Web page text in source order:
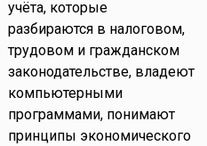
учёта, которые
разбираются в налоговом,
трудовом и гражданском
законодательстве, владеют
компьютерными
программами, понимают
принципы экономического